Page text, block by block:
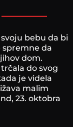
bebu da bi
spremne da
dom.
do svog
je videla
malim
23. oktobra